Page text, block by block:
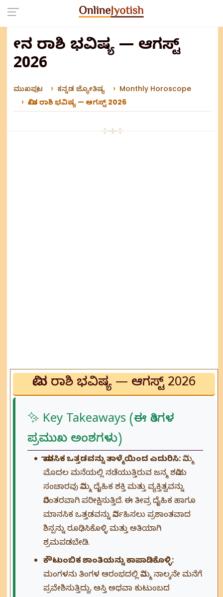
ಮೀನ ರಾಶಿ ಭವಿಷ್ಯ — ಆಗಸ್ಟ್
2026
ಮುಖಪುಟ ಕನ್ನಡ ಜ್ಯೋತಿಷ್ಯ
Monthly Horoscope
ಮೀನ ರಾಶಿ ಭವಿಷ್ಯ — ಆಗಸ್ಟ್ 2026
ಮೀನ ರಾಶಿ ಭವಿಷ್ಯ — ಆಗಸ್ಟ್ 2026
✨ Key Takeaways (ಈ ತಿಂಗಳ
ಪ್ರಮುಖ ಅಂಶಗಳು)
ಮಾನಸಿಕ ಒತ್ತಡವನ್ನು ತಾಳ್ಮೆಯಿಂದ ಎದುರಿಸಿ:ನಿಮ್ಮ
ಮೊದಲ ಮನೆಯಲ್ಲಿ ನಡೆಯುತ್ತಿರುವ ಜನ್ಮ ಶನಿಯ
ಸಂಚಾರವು ನಿಮ್ಮ ದೈಹಿಕ ಶಕ್ತಿ ಮತ್ತು ವ್ಯಕ್ತಿತ್ವವನ್ನು
ನಿರಂತರವಾಗಿ ಪರೀಕ್ಷಿಸುತ್ತಿದೆ. ಈ ತೀವ್ರ ದೈಹಿಕ ಹಾಗೂ
ಮಾನಸಿಕ ಒತ್ತಡವನ್ನು ನಿರ್ವಹಿಸಲು ಪ್ರಶಾಂತವಾದ
ಶಿಸ್ಪನ್ನು ರೂಢಿಸಿಕೊಳ್ಳಿ ಮತ್ತು ಅತಿಯಾಗಿ
ಶ್ರಮಪಡಬೇಡಿ.
ಕೌಟುಂಬಿಕ ಶಾಂತಿಯನ್ನು ಕಾಪಾಡಿಕೊಳ್ಳಿ:
ಮಂಗಳನು ತಿಂಗಳ ಆರಂಭದಲ್ಲಿ ನಿಮ್ಮ ನಾಲ್ಕನೇ ಮನೆಗೆ
ಪ್ರವೇಶಿಸುತ್ತಿದ್ದು, ಆಸ್ತಿ ಅಥವಾ ಕುಟುಂಬದ